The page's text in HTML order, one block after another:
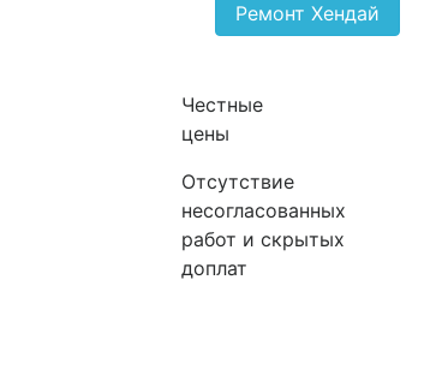
Ремонт Хендай
Честные
цены
Отсутствие
несогласованных
работ и скрытых
доплат